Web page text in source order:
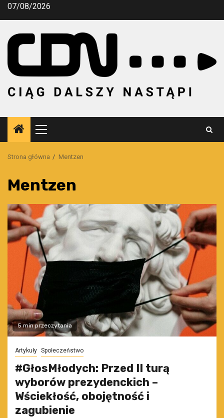
Przejdź
07/08/2026
Menu
główne
Strona główna Mentzen
Mentzen
5 min przeczytania
Artykuły Społeczeństwo
#GłosMłodych: Przed II turą
wyborów prezydenckich –
Wściekłość, obojętność i
zagubienie